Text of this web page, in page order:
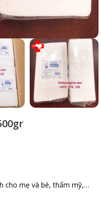
cho mẹ và bé, thẩm mỹ,…